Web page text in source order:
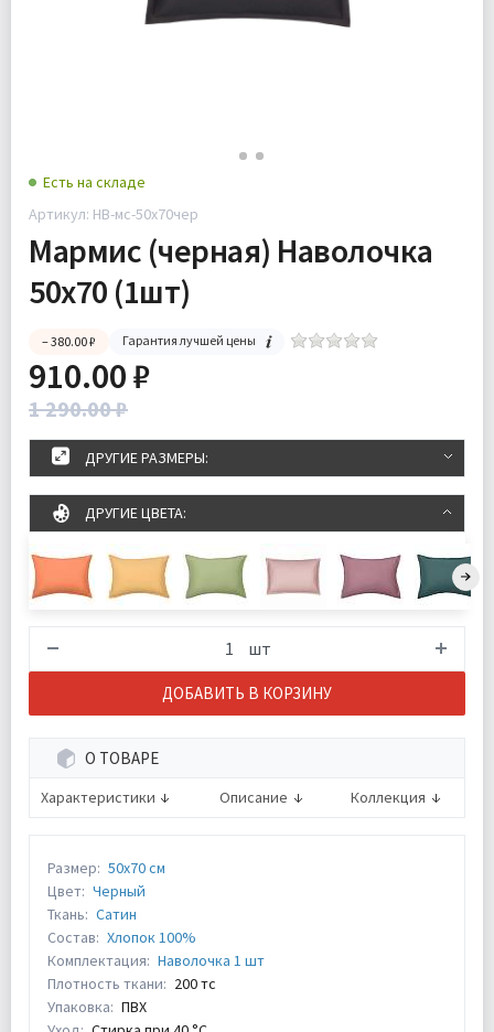
Есть на складе
Артикул: НВ-мс-50х70чер
Мармис (черная) Наволочка
50х70 (1шт)
– 380.00 ₽ Гарантия лучшей цены
910.00 ₽
1 290.00 ₽
ДРУГИЕ РАЗМЕРЫ:
ДРУГИЕ ЦВЕТА:
шт
ДОБАВИТЬ В КОРЗИНУ
О ТОВАРЕ
Характеристики Описание Коллекция
Размер: 50х70 см
Цвет: Черный
Ткань: Сатин
Состав: Хлопок 100%
Комплектация: Наволочка 1 шт
Плотность ткани: 200 тс
Упаковка: ПВХ